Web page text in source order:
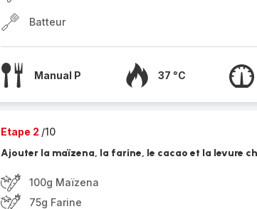
Batteur
Manual P 37 °C
Etape 2 /10
Ajouter la maïzena, la farine, le cacao et la levure
100g Maïzena
75g Farine